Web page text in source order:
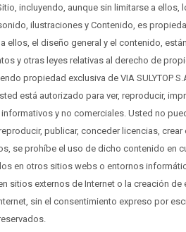
incluyendo, aunque sin limitarse a
ilustraciones y Contenido, es
ellos, el diseño general y el contenido,
y otras leyes relativas al derecho de
propiedad exclusiva de VIA SULYTOP
está autorizado para ver, reproducir,
y no comerciales. Usted no
publicar, conceder licencias,
se prohíbe el uso de dicho contenido en
en otros sitios webs o entornos
sitios externos de Internet o la creación
sin el consentimiento expreso por